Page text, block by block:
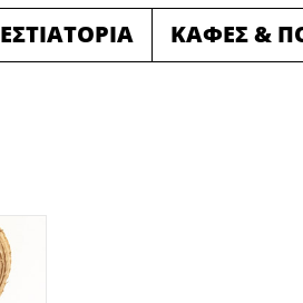
ΕΣΤΙΑΤΟΡΙΑ ΚΑΦΕΣ &